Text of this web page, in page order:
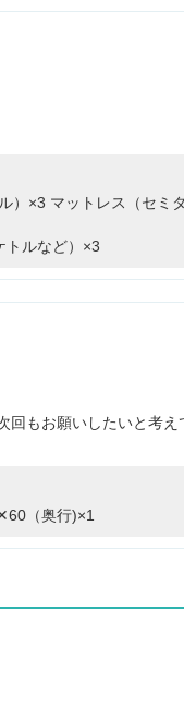
）×3 マットレス（セミ
トルなど）×3
もお願いしたいと考え
（奥行)×1